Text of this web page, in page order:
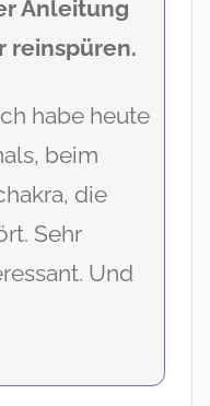
Anleitung
reinspüren.
habe heute
beim
die
Sehr
Und